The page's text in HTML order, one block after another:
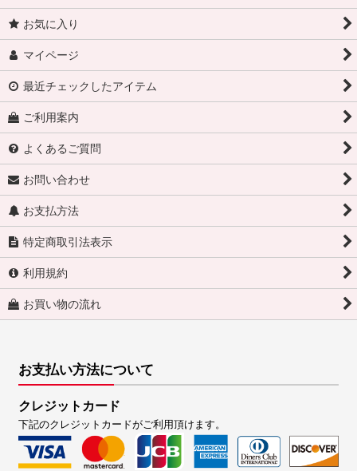
お気に入り
マイページ
最近チェックしたアイテム
ご利用案内
よくあるご質問
お問い合わせ
お支払方法
特定商取引法表示
利用規約
お買い物の流れ
お支払い方法について
クレジットカード
下記のクレジットカードがご利用頂けます。